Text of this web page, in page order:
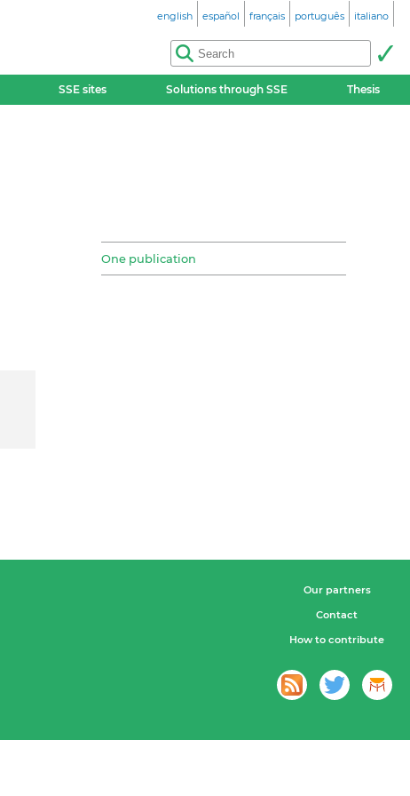
english español français português italiano
SSE sites Solutions through SSE Thesis
One publication
Our partners
Contact
How to contribute